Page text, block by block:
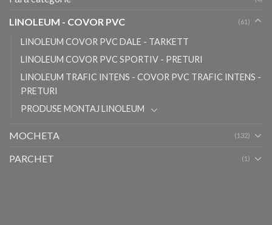
LINOLEUM - COVOR PVC (61)
LINOLEUM COVOR PVC DALE - TARKETT
LINOLEUM COVOR PVC SPORTIV - PRETURI
LINOLEUM TRAFIC INTENS - COVOR PVC TRAFIC INTENS -
PRETURI
PRODUSE MONTAJ LINOLEUM
MOCHETA (132)
PARCHET (1)